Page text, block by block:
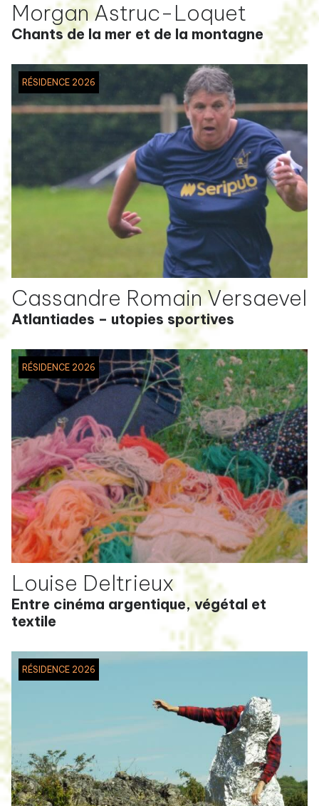
Morgan Astruc-Loquet
Chants de la mer et de la montagne
RÉSIDENCE 2026
Cassandre Romain Versaevel
Atlantiades – utopies sportives
RÉSIDENCE 2026
Louise Deltrieux
Entre cinéma argentique, végétal et
textile
RÉSIDENCE 2026